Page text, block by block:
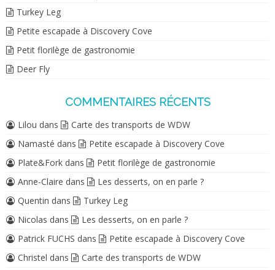
Turkey Leg
Petite escapade à Discovery Cove
Petit florilège de gastronomie
Deer Fly
COMMENTAIRES RÉCENTS
Lilou dans
Carte des transports de WDW
Namasté dans
Petite escapade à Discovery Cove
Plate&Fork dans
Petit florilège de gastronomie
Anne-Claire dans
Les desserts, on en parle ?
Quentin dans
Turkey Leg
Nicolas dans
Les desserts, on en parle ?
Patrick FUCHS dans
Petite escapade à Discovery Cove
Christel dans
Carte des transports de WDW